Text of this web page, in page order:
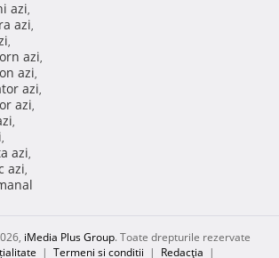
azi,
azi,
,
azi,
azi,
azi,
azi,
,
,
azi,
azi,
iMedia Plus Group. Toate drepturile rezervate
| Termeni si conditii | Redacţia |